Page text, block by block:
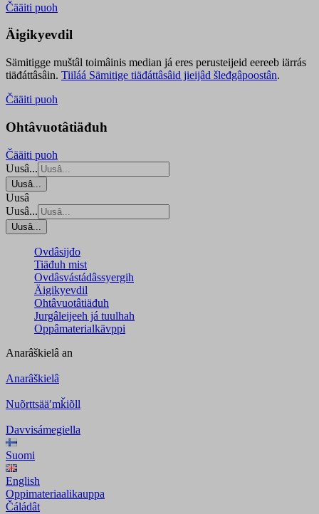
Čääiti puoh
Äigikyevdil
Sämitigge muštâl toimâinis median já eres perusteijeid eereeb iärrás
tiäđáttâsâin. Tiiláá Sämitige tiäđáttâsâid jieijâd šleđgâpoostân.
Čääiti puoh
Ohtâvuotâtiäđuh
Čääiti puoh
Uusâ...
Uusâ...
Uusâ
Uusâ...
Uusâ...
Ovdâsijđo
Tiäđuh mist
Ovdâsvástádâssyergih
Äigikyevdil
Ohtâvuotâtiäđuh
Jurgâleijeeh já tuulhah
Oppâmaterialkävppi
Anarâškielâ an
Anarâškielâ
Nuõrttsääʹmǩiõll
Davvisámegiella
Suomi
English
Oppimateriaalikauppa
Čáládât